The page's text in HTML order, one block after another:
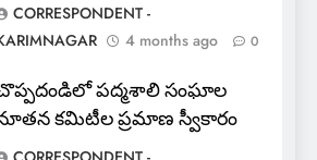
CORRESPONDENT -
4 months ago 0
పద్మశాలి సంఘాల
కమిటీల ప్రమాణ స్వీకారం
NEWS
ఎఫ్ ఈ ఎస్ డీ స్వచ్ఛంద సంస్థ